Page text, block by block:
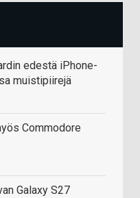
edestä iPhone-
muistipiirejä
Commodore
Galaxy S27